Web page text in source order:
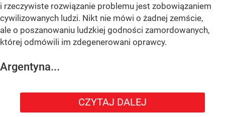
i rzeczywiste rozwiązanie problemu jest zobowiązaniem
cywilizowanych ludzi. Nikt nie mówi o żadnej zemście,
ale o poszanowaniu ludzkiej godności zamordowanych,
której odmówili im zdegenerowani oprawcy.
Argentyna...
CZYTAJ DALEJ